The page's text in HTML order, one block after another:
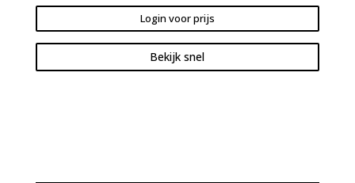
Login voor prijs
Bekijk snel